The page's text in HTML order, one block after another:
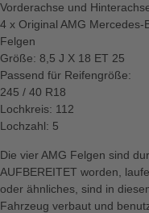
Vorderachse und
4 x Original AMG Mercedes-
Felgen
Größe: 8,5 J X 18 ET 25
Passend für Reifengröße:
245 / 40 R18
Lochkreis: 112
Lochzahl: 5
Die vier AMG Felgen sind
AUFBEREITET worden,
oder ähnliches, sind in
Fahrzeug verbaut und